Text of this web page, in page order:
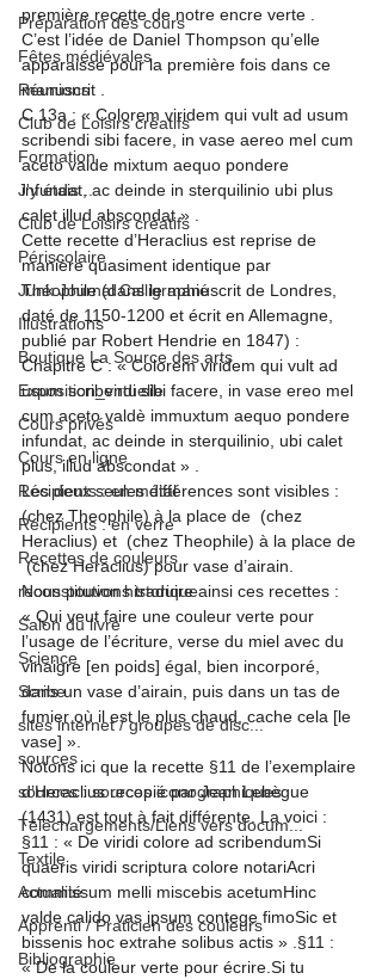
Préparation des cours
Fêtes médiévales
Réunions
Club de Loisirs créatifs
Formation
J'y étais ...
Club de Loisirs créatifs
Périscolaire
Junk Journal Calligraphié
Illustrations
Boutique La Source des arts
Exposition_virtuelle
Cours privés
Cours en ligne
Récipients : en métal
Récipients : en verre
Recettes de couleurs
reconstitution historique
Salon du livre
Science
Scribe
sites internet / groupes de disc...
sources
sources : sources iconographiques
Téléchargements/Liens vers docum...
Textile
Actualité
Apprenti / Praticien des couleurs
Bibliographie
première recette de notre encre verte
C’est l’idée de Daniel Thompson qu’elle
apparaisse pour la première fois dans ce
manuscrit
C.13a : « Colorem viridem qui vult ad usum
scribendi sibi facere, in vase aereo mel cum
aceto valde mixtum aequo pondere
infundat, ac deinde in sterquilinio ubi plus
calet illud abscondat »
Cette recette d’Heraclius est reprise de
manière quasiment identique par
Théophile (dans le manuscrit de Londres
daté de 1150-1200 et écrit en Allemagne,
publié par Robert Hendrie en 1847) :
Chapitre C : « Colorem viridem qui vult ad
usum scribendi sibi facere, in vase ereo mel
cum aceto valdè immuxtum aequo pondere
infundat, ac deinde in sterquilinio, ubi calet
plus, illud abscondat »
Les deux seules différences sont visibles :
(chez Theophile) à la place de (chez
Heraclius) et (chez Theophile) à la place de
(chez Heraclius) pour vase d’airain
Nous pouvons traduire ainsi ces recettes :
« Qui veut faire une couleur verte pour
l’usage de l’écriture, verse du miel avec du
vinaigre [en poids] égal, bien incorporé,
dans un vase d’airain, puis dans un tas de
fumier où il est le plus chaud, cache cela [le
vase] ».
Notons ici que la recette §11 de l’exemplaire
d’Heraclius recopié par Jean Lebègue
(1431) est tout à fait différente. La voici :
§11 : « De viridi colore ad scribendumSi
quaeris viridi scriptura colore notariAcri
commissum melli miscebis acetumHinc
valde calido vas ipsum contege fimoSic et
bissenis hoc extrahe solibus actis » §11 :
« De la couleur verte pour écrire. Si tu